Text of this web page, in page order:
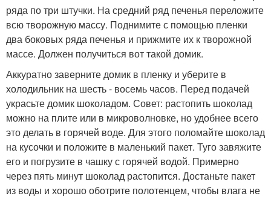
ряда по три штучки. На средний ряд печенья переложите
всю творожную массу. Поднимите с помощью пленки
два боковых ряда печенья и прижмите их к творожной
массе. Должен получиться вот такой домик.
Аккуратно заверните домик в пленку и уберите в
холодильник на шесть - восемь часов. Перед подачей
украсьте домик шоколадом. Совет: растопить шоколад
можно на плите или в микроволновке, но удобнее всего
это делать в горячей воде. Для этого поломайте шоколад
на кусочки и положите в маленький пакет. Туго завяжите
его и погрузите в чашку с горячей водой. Примерно
через пять минут шоколад растопится. Достаньте пакет
из воды и хорошо оботрите полотенцем, чтобы влага не